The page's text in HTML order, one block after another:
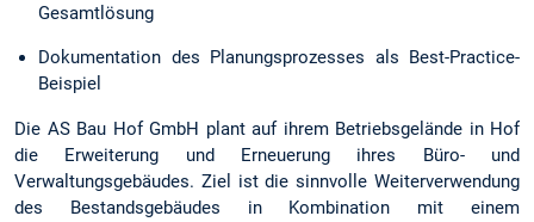
Gesamtlösung
Dokumentation des Planungsprozesses als Best-Practice-
Beispiel
Die AS Bau Hof GmbH plant auf ihrem Betriebsgelände in Hof
die Erweiterung und Erneuerung ihres Büro- und
Verwaltungsgebäudes. Ziel ist die sinnvolle Weiterverwendung
des Bestandsgebäudes in Kombination mit einem